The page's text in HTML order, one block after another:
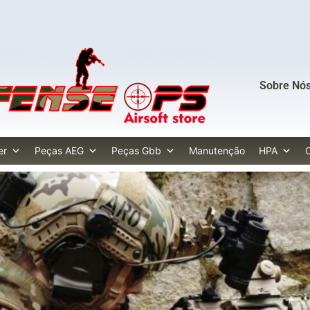
Sobre
Peças AEG Peças Gbb Manutenção HPA